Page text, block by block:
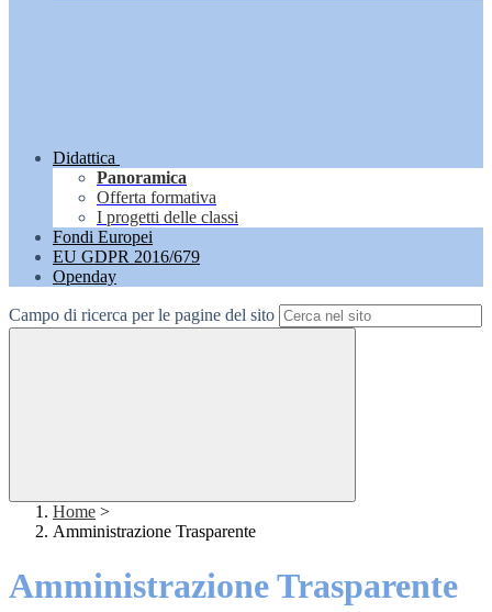
Didattica
Panoramica
Offerta formativa
I progetti delle classi
Fondi Europei
EU GDPR 2016/679
Openday
Campo di ricerca per le pagine del sito
Home >
Amministrazione Trasparente
Amministrazione Trasparente